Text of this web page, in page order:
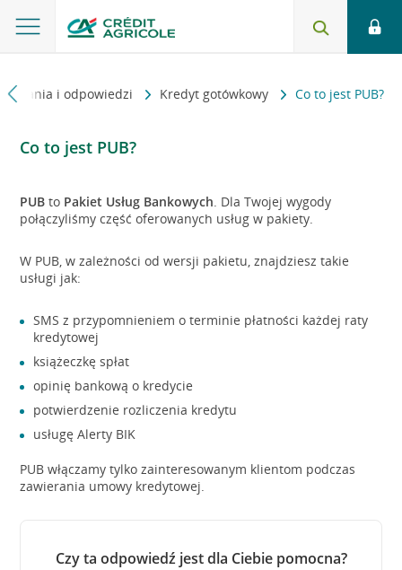
Pytania i odpowiedzi Kredyt gotówkowy Co to jest PUB?
Co to jest PUB?
PUB to Pakiet Usług Bankowych. Dla Twojej wygody
połączyliśmy część oferowanych usług w pakiety.
W PUB, w zależności od wersji pakietu, znajdziesz takie
usługi jak:
SMS z przypomnieniem o terminie płatności każdej raty
kredytowej
książeczkę spłat
opinię bankową o kredycie
potwierdzenie rozliczenia kredytu
usługę Alerty BIK
PUB włączamy tylko zainteresowanym klientom podczas
zawierania umowy kredytowej.
Czy ta odpowiedź jest dla Ciebie pomocna?